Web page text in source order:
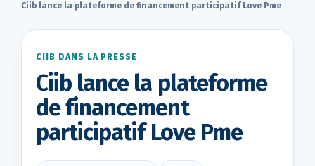
Ciib lance la plateforme de financement participatif Love Pme
CIIB DANS LA PRESSE
Ciib lance la plateforme
de financement
participatif Love Pme